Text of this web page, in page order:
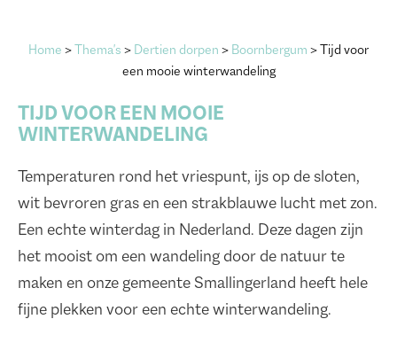
Home >Thema's > Dertien dorpen > Boornbergum >Tijd voor
een mooie winterwandeling
TIJD VOOR EEN MOOIE
WINTERWANDELING
Temperaturen rond het vriespunt, ijs op de sloten,
wit bevroren gras en een strakblauwe lucht met zon.
Een echte winterdag in Nederland. Deze dagen zijn
het mooist om een wandeling door de natuur te
maken en onze gemeente Smallingerland heeft hele
fijne plekken voor een echte winterwandeling.